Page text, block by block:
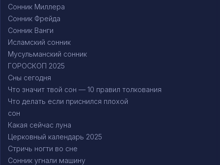
Сонник Миллера
Сонник Фрейда
Сонник Ванги
Исламский сонник
Мусульманский сонник
ГОРОСКОП 2025
Сны сегодня
Что значит твой сон — 10 правил толкования
Что делать если приснился плохой
сон
Какая сейчас луна
Церковный календарь 2025
Стричь ногти во сне
Сонник угнали машину